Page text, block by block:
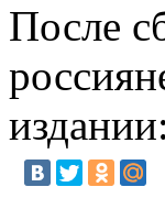
После
издании: